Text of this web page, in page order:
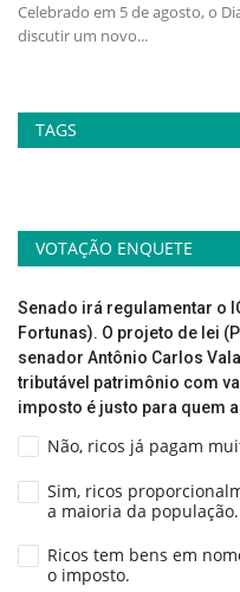
Celebrado em 5 de agosto, o
discutir um novo...
TAGS
VOTAÇÃO ENQUETE
Senado irá regulamentar o
Fortunas). O projeto de lei
senador Antônio Carlos
tributável patrimônio com
imposto é justo para quem
Não, ricos já pagam
Sim, ricos
a maioria da população.
Ricos tem bens em
o imposto.